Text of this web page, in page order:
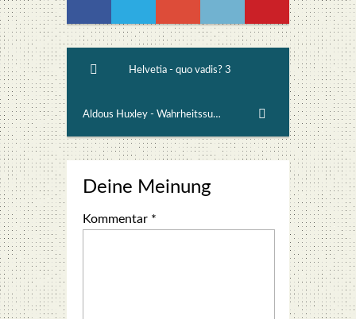
Helvetia - quo vadis? 3
Aldous Huxley - Wahrheitssucher 3
Deine Meinung
Kommentar *